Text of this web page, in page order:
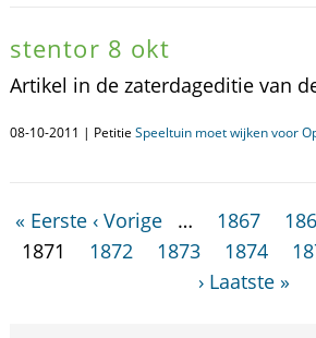
stentor 8 okt
Artikel in de zaterdageditie van
08-10-2011 | Petitie Speeltuin moet wijken voor
« Eerste ‹ Vorige … 1867
1871
1872 1873 1874
› Laatste »